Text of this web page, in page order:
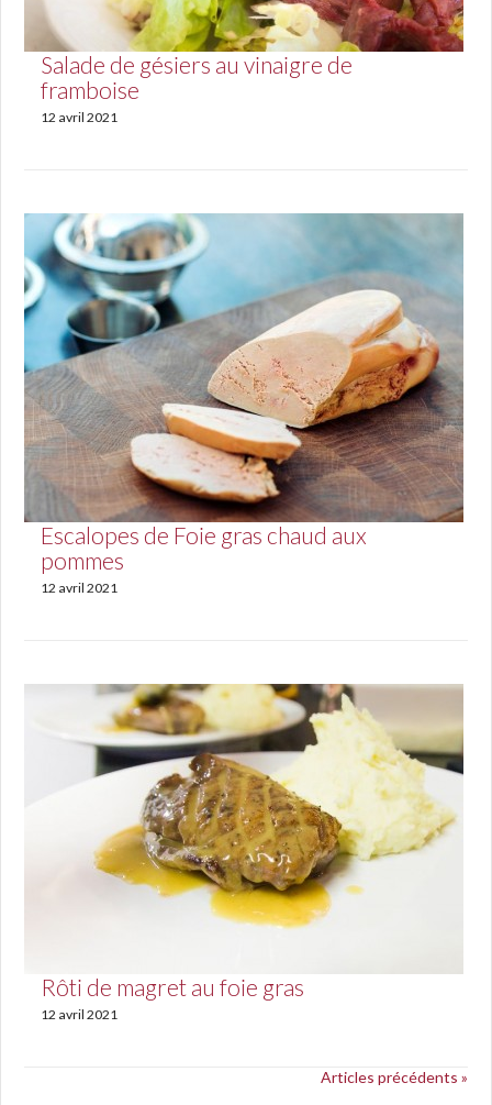
Salade de gésiers au vinaigre de
framboise
12 avril 2021
Escalopes de Foie gras chaud aux
pommes
12 avril 2021
Rôti de magret au foie gras
12 avril 2021
Articles précédents »